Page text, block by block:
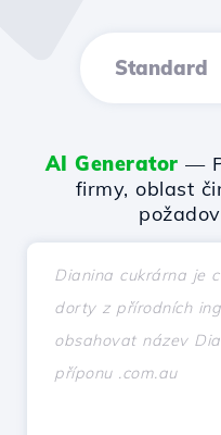
Standard
AI Generator —
firmy, oblast